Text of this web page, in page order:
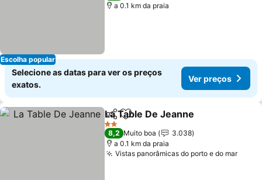
Escolha popular
a 0.1 km da praia
Selecione as datas para ver os preços
exatos.
Ver preços
PartilharAdicionar aos favoritos
La Table De Jeanne
2 Estrelas
8,2 Muito boa
3.038
a 0.1 km da praia
Vistas panorâmicas do porto e do mar